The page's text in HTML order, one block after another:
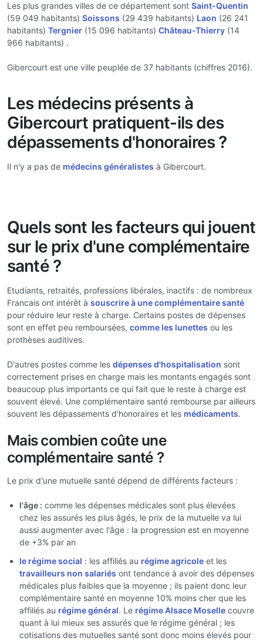
Les plus grandes villes de ce département sont Saint-Quentin
(59 049 habitants) Soissons (29 439 habitants) Laon (26 241
habitants) Tergnier (15 096 habitants) Château-Thierry (14
966 habitants) .
Gibercourt est une ville peuplée de 37 habitants (chiffres 2016).
Les médecins présents à
Gibercourt pratiquent-ils des
dépassements d'honoraires ?
Il n'y a pas de médecins généralistes à Gibercourt.
Quels sont les facteurs qui jouent
sur le prix d'une complémentaire
santé ?
Etudiants, retraités, professions libérales, inactifs : de nombreux
Francais ont intérêt à souscrire à une complémentaire santé
pour réduire leur reste à charge. Certains postes de dépenses
sont en effet peu remboursées, comme les lunettes ou les
prothèses auditives.
D'autres postes comme les dépenses d'hospitalisation sont
correctement prises en charge mais les montants engagés sont
beaucoup plus importants ce qui fait que le reste à charge est
souvent élevé. Une complémentaire santé rembourse par ailleurs
souvent les dépassements d'honoraires et les médicaments.
Mais combien coûte une
complémentaire santé ?
Le prix d'une mutuelle santé dépend de différents facteurs :
l'âge : comme les dépenses médicales sont plus élevées
chez les assurés les plus âgés, le prix de la mutuelle va lui
aussi augmenter avec l'âge : la progression est en moyenne
de +3% par an
le régime social : les affiliés au régime agricole et les
travailleurs non salariés ont tendance à avoir des dépenses
médicales plus faibles que la moyenne ; ils paient donc leur
complémentaire santé en moyenne 10% moins cher que les
affiliés au régime général. Le régime Alsace Moselle couvre
quant à lui mieux ses assurés que le régime général ; les
cotisations des mutuelles santé sont donc moins élevés pour